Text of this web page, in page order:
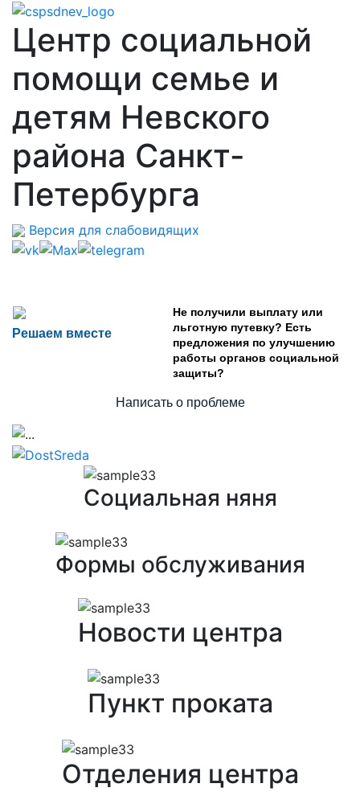
Центр социальной
помощи семье и
детям Невского
района Санкт-
Петербурга
Версия для слабовидящих
Решаем вместе
Не получили выплату или
льготную путевку? Есть
предложения по улучшению
работы органов социальной
защиты?
Написать о проблеме
Социальная няня
Формы обслуживания
Новости центра
Пункт проката
Отделения центра